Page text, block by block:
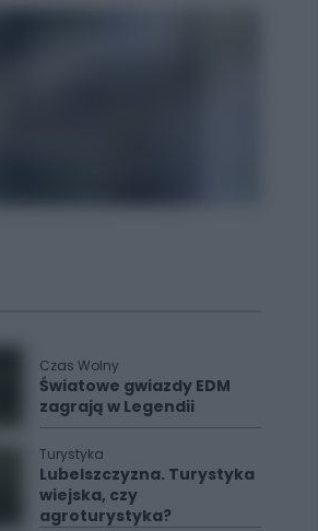
Czas Wolny
Światowe gwiazdy EDM
zagrają w Legendii
Turystyka
Lubelszczyzna. Turystyka
wiejska, czy
agroturystyka?